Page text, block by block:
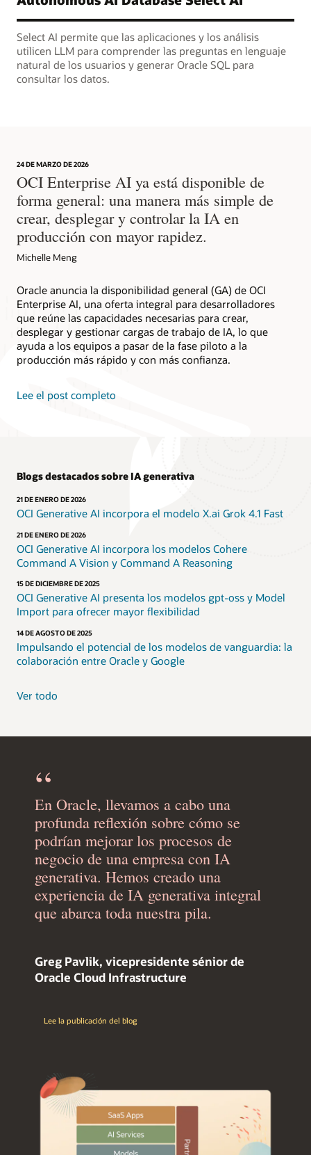
Select AI permite que las aplicaciones y los análisis
utilicen LLM para comprender las preguntas en lenguaje
natural de los usuarios y generar Oracle SQL para
consultar los datos.
24 DE MARZO DE 2026
OCI Enterprise AI ya está disponible de
forma general: una manera más simple de
crear, desplegar y controlar la IA en
producción con mayor rapidez.
Michelle Meng
Oracle anuncia la disponibilidad general (GA) de OCI
Enterprise AI, una oferta integral para desarrolladores
que reúne las capacidades necesarias para crear,
desplegar y gestionar cargas de trabajo de IA, lo que
ayuda a los equipos a pasar de la fase piloto a la
producción más rápido y con más confianza.
Lee el post completo
Blogs destacados sobre IA generativa
21 DE ENERO DE 2026
OCI Generative AI incorpora el modelo X.ai Grok 4.1 Fast
21 DE ENERO DE 2026
OCI Generative AI incorpora los modelos Cohere
Command A Vision y Command A Reasoning
15 DE DICIEMBRE DE 2025
OCI Generative AI presenta los modelos gpt-oss y Model
Import para ofrecer mayor flexibilidad
14 DE AGOSTO DE 2025
Impulsando el potencial de los modelos de vanguardia: la
colaboración entre Oracle y Google
Ver todo
En Oracle, llevamos a cabo una
profunda reflexión sobre cómo se
podrían mejorar los procesos de
negocio de una empresa con IA
generativa. Hemos creado una
experiencia de IA generativa integral
que abarca toda nuestra pila.
Greg Pavlik, vicepresidente sénior de
Oracle Cloud Infrastructure
Lee la publicación del blog